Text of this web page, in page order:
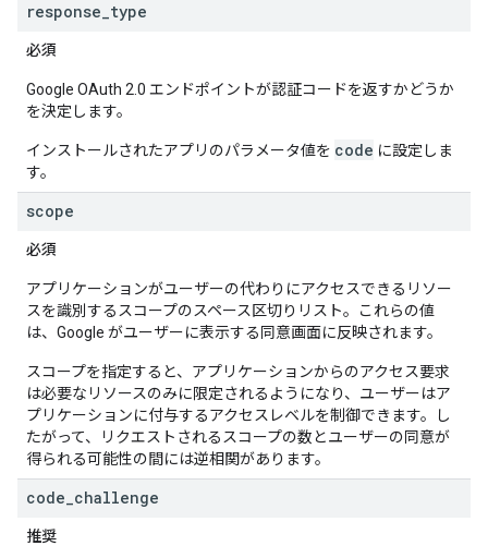
response type
必須
Google OAuth 2.0 エンドポイントが認証コードを返すかどうか
を決定します。
インストールされたアプリのパラメータ値を code に設定しま
す。
scope
必須
アプリケーションがユーザーの代わりにアクセスできるリソー
スを識別するスコープのスペース区切りリスト。これらの値
は、Google がユーザーに表示する同意画面に反映されます。
スコープを指定すると、アプリケーションからのアクセス要求
は必要なリソースのみに限定されるようになり、ユーザーはア
プリケーションに付与するアクセスレベルを制御できます。し
たがって、リクエストされるスコープの数とユーザーの同意が
得られる可能性の間には逆相関があります。
code challenge
推奨